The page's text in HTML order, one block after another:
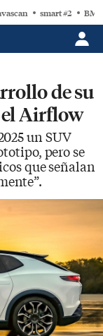
smart #2
de su
el Airflow
un SUV
pero se
que señalan